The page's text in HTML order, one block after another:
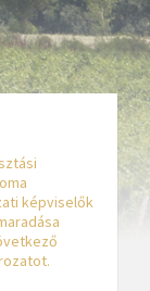
képviselők